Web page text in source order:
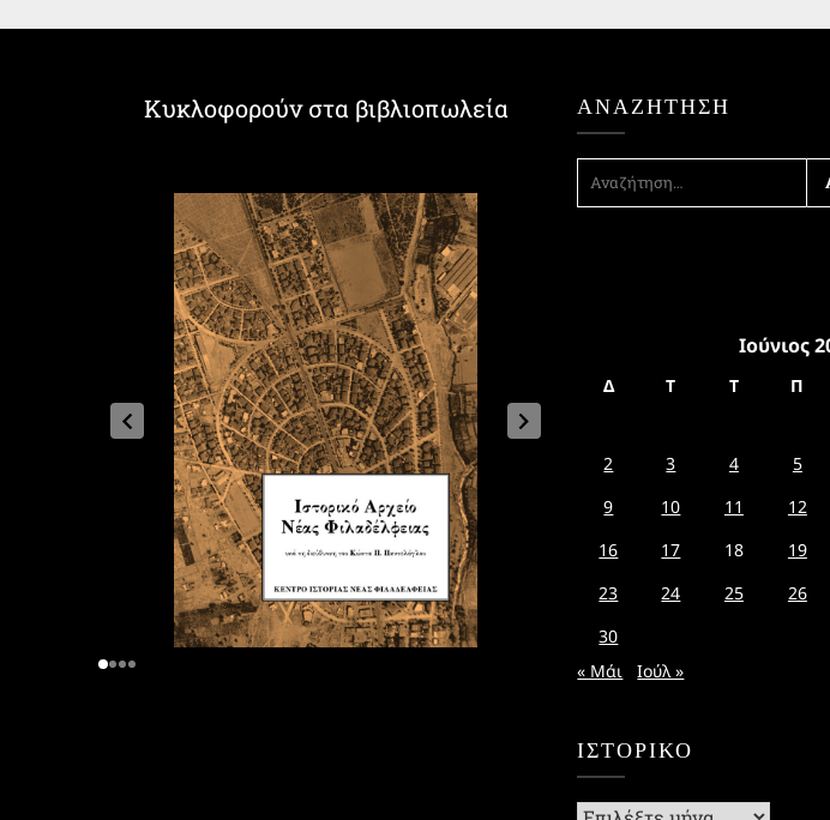
Κυκλοφορούν στα βιβλιοπωλεία ΑΝΑΖΉΤΗΣΗ
ΓΙΑ:
Ιούνιος
Δ Τ Τ Π
2
3 4 5
9
10 11 12
16
17 18 19
23
24 25 26
30
« Μάι
Ιούλ »
ΙΣΤΟΡΙΚΌ
Ιστορικό